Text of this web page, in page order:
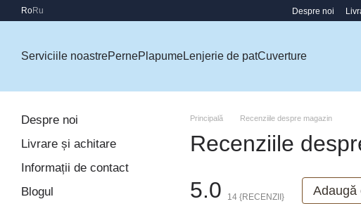
Mergi la conținutul principal
RoRu Despre noi
Serviciile noastrePernePlapumeLenjerie de patCuverture
Principală Recenziile despre magazin
Recenziile
5.0
14 {RECENZII} Adaugă
Despre noi
Livrare și achitare
Informații de contact
Blogul